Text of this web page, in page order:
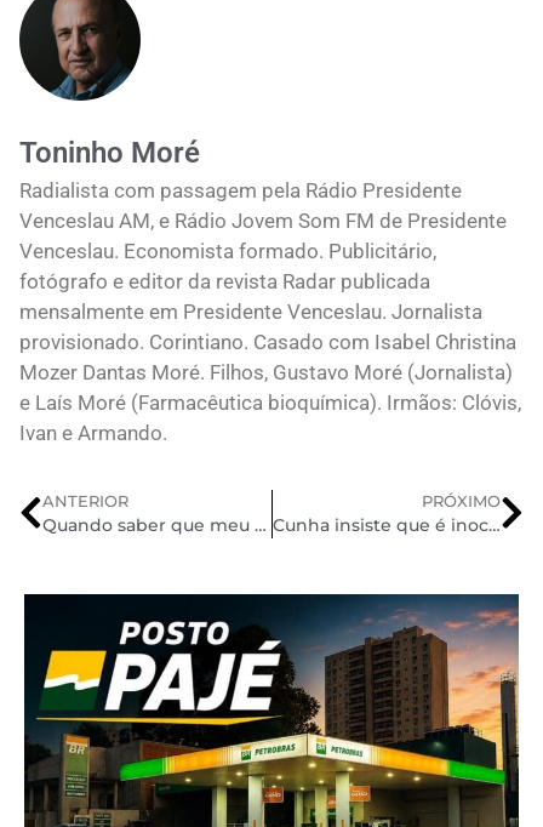
Toninho Moré
Radialista com passagem pela Rádio Presidente
Venceslau AM, e Rádio Jovem Som FM de Presidente
Venceslau. Economista formado. Publicitário,
fotógrafo e editor da revista Radar publicada
mensalmente em Presidente Venceslau. Jornalista
provisionado. Corintiano. Casado com Isabel Christina
Mozer Dantas Moré. Filhos, Gustavo Moré (Jornalista)
e Laís Moré (Farmacêutica bioquímica). Irmãos: Clóvis,
Ivan e Armando.
ANTERIOR
Quando saber que meu filho (a) precisa de um Psicólogo?
PRÓXIMO
Cunha insiste que é inocente e também quer ação da Lava Jato na Justiça Eleitoral